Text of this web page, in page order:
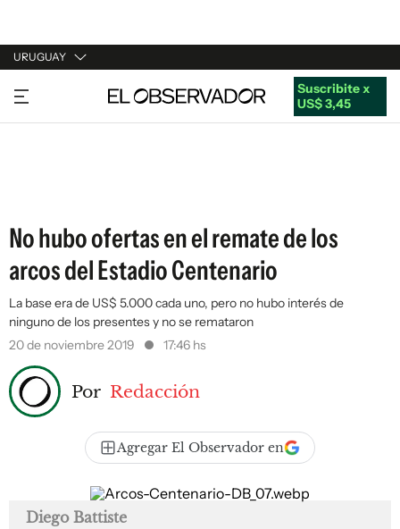
URUGUAY
URUGUAY
ARGENTINA
Suscribite x
US$ 3,45
No hubo ofertas en el remate de los
arcos del Estadio Centenario
La base era de US$ 5.000 cada uno, pero no hubo interés de
ninguno de los presentes y no se remataron
20 de noviembre 2019
17:46 hs
Por Redacción
Agregar El Observador en
Diego Battiste